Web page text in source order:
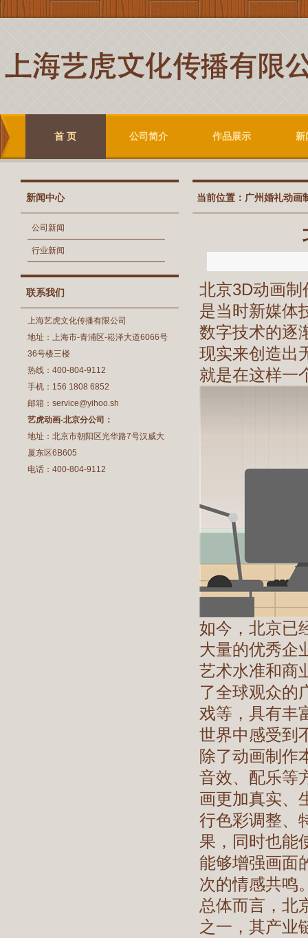
首 页 公司简介 作品展示 新
新闻中心
公司新闻
行业新闻
联系我们
上海艺虎文化传播有限公司
地址：上海市-青浦区-崧泽大道6066号
36号楼三楼
热线：400-804-9112
手机：156 1808 6852
邮箱：service@yihoo.sh
艺虎动画-北京分公司：
地址：北京市朝阳区光华路7号汉威大
厦东区6B605
电话：400-804-9112
当前位置： 广州婚礼动画
北京3D动画
是当时新媒体
数字技术的逐
现实来创造出
就是在这样一
如今，北京已
大量的优秀企
艺术水准和商
了全球观众的
戏等，具有丰
世界中感受到
除了动画制作
音效、配乐等
画更加真实、
行色彩调整、
果，同时也能
能够增强画面
次的情感共鸣
总体而言，北
之一，其产业